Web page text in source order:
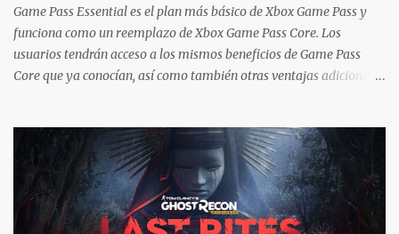
Ofertas - Estados Unidos Ofertas - España Todas las ofertas de
Xbox One también aplican a Xbox Series, a excepción de los jue...
Game Pass Essential es el plan más básico de Xbox Game Pass y
funciona como un reemplazo de Xbox Game Pass Core. Los
usuarios tendrán acceso a los mismos beneficios de Game Pass
Core que ya conocían, así como también otras ventajas adicionales
que están en Xbox y PC, que van desde skins, desbloqueo de
personajes, paquetes de armas hasta emotes, monedas virtuales y
más para diferentes títulos. Todas estas ventajas se pueden
reclamar desde la sección de Game Pass o en tu aplicación de Xbox
yendo directamente a la pestaña de Game Pass. Essential también